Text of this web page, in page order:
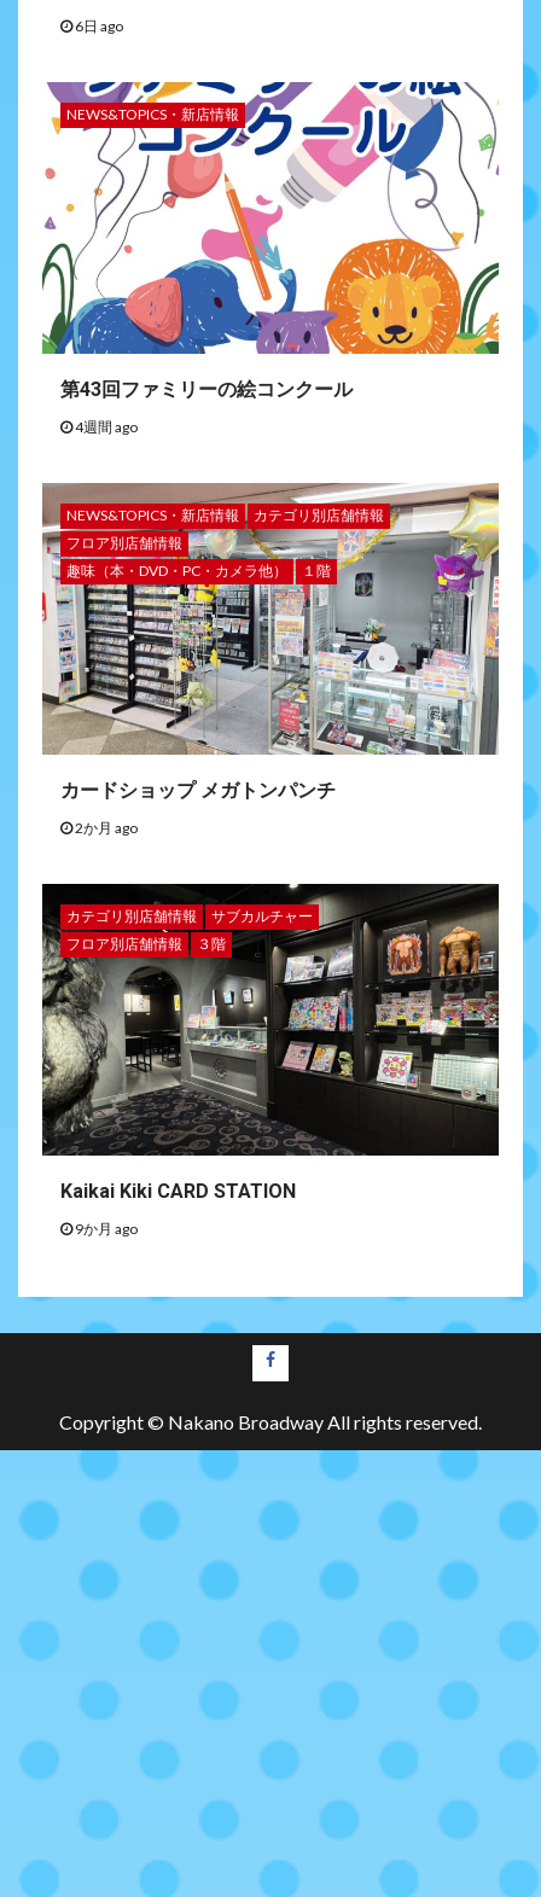
6日 ago
NEWS&TOPICS・新店情報
第43回ファミリーの絵コンクール
4週間 ago
NEWS&TOPICS・新店情報
カテゴリ別店舗情報
フロア別店舗情報
趣味（本・DVD・PC・カメラ他）
１階
カードショップ メガトンパンチ
2か月 ago
カテゴリ別店舗情報
サブカルチャー
フロア別店舗情報
３階
Kaikai Kiki CARD STATION
9か月 ago
Copyright © Nakano Broadway All rights reserved.